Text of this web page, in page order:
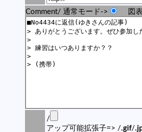
Comment/ 通常モード-> 図表
/
アップ可能拡張子=> /.gif/